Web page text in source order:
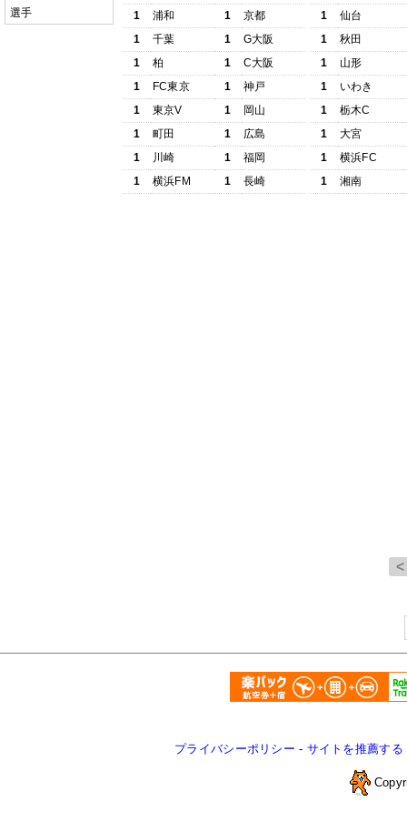
選手
1
浦和 1
京都
1
千葉 1
G大阪
1
柏 1
C大阪
1
FC東京 1
神戸
1
東京V 1
岡山
1
町田 1
広島
1
川崎 1
福岡
1
横浜FM 1 長崎
1
仙台
1
秋田
1
山形
1
いわき
1
栃木C
1
大宮
1
横浜FC
1
湘南
プライバシーポリシー - サイトを推薦する